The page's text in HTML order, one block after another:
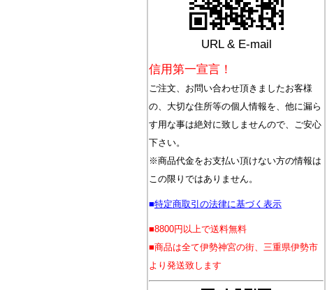
URL & E-mail
信用第一宣言！
ご注文、お問い合わせ頂きましたお客様
の、大切な住所等の個人情報を、他に漏ら
す用な事は絶対に致しませんので、ご安心
下さい。
※商品代金をお支払い頂けない方の情報は
この限りではありません。
■特定商取引の法律に基づく表示
■8800円以上で送料無料
■商品は全て伊勢神宮の街、三重県伊勢市
より発送致します